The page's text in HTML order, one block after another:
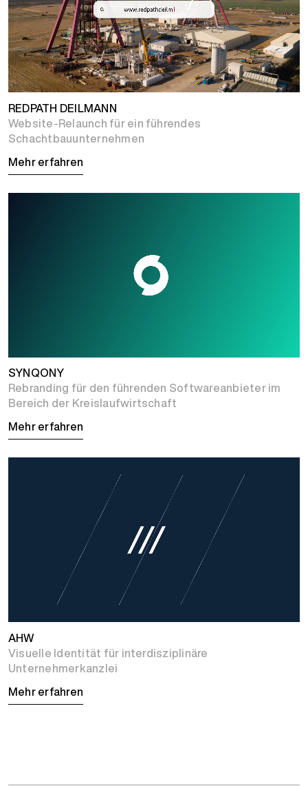
REDPATH DEILMANN
Website-Relaunch für ein führendes
Schachtbauunternehmen
Mehr erfahren
SYNQONY
Rebranding für den führenden Softwareanbieter im
Bereich der Kreislaufwirtschaft
Mehr erfahren
AHW
Visuelle Identität für interdisziplinäre
Unternehmerkanzlei
Mehr erfahren